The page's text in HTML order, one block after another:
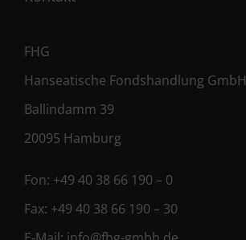
FHG
Hanseatische Fondshandlung GmbH
Ballindamm 39
20095 Hamburg
Fon: +49 40 38 66 190 – 0
Fax: +49 40 38 66 190 – 30